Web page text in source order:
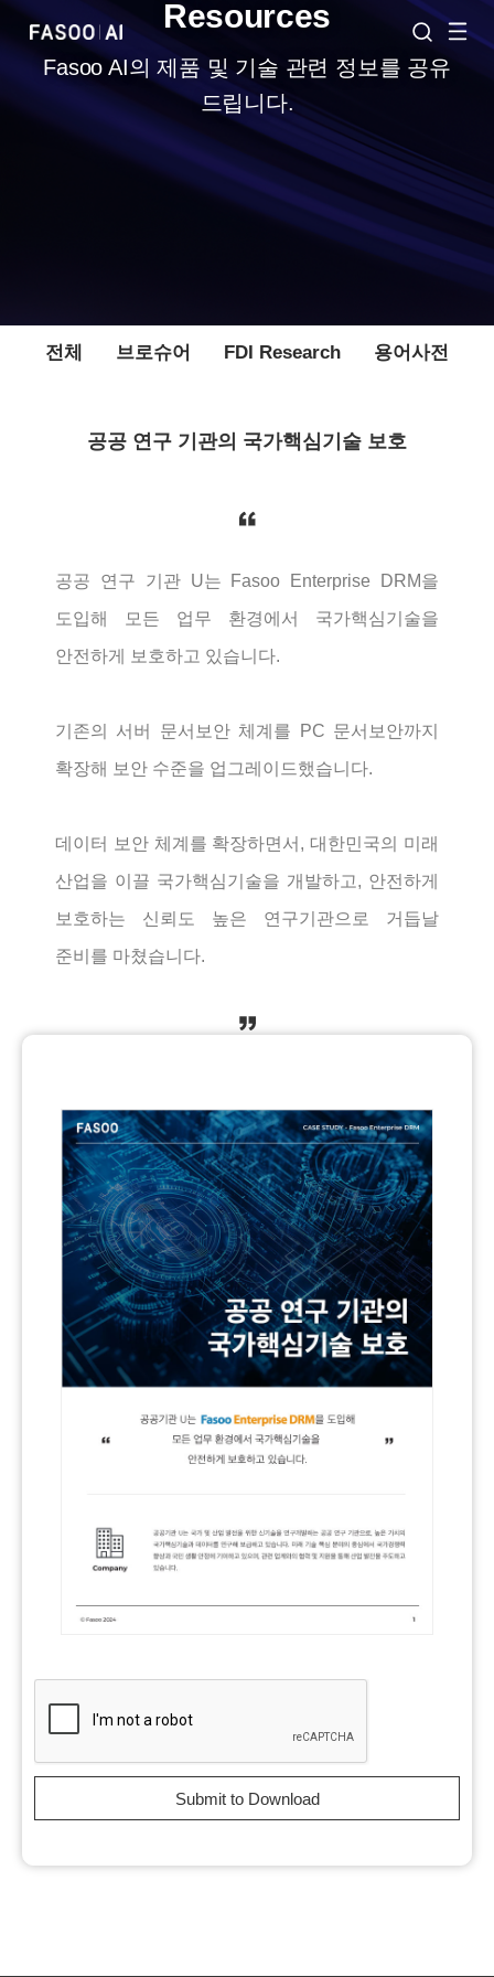
Resources
Fasoo AI의 제품 및 기술 관련 정보를 공유
드립니다.
전체 브로슈어 FDI Research 용어사전
공공 연구 기관의 국가핵심기술 보호
공공 연구 기관 U는 Fasoo Enterprise DRM을
도입해 모든 업무 환경에서 국가핵심기술을
안전하게 보호하고 있습니다.
기존의 서버 문서보안 체계를 PC 문서보안까지
확장해 보안 수준을 업그레이드했습니다.
데이터 보안 체계를 확장하면서, 대한민국의 미래
산업을 이끌 국가핵심기술을 개발하고, 안전하게
보호하는 신뢰도 높은 연구기관으로 거듭날
준비를 마쳤습니다.
Submit to Download